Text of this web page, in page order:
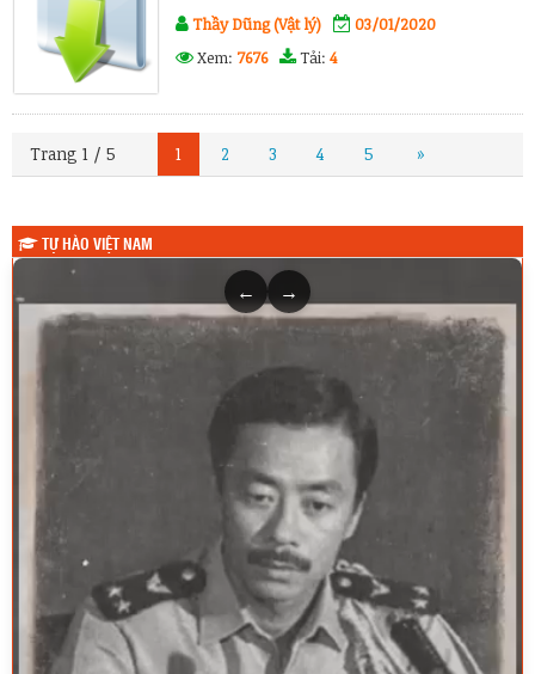
Thầy Dũng (Vật lý)
03/01/2020
Xem: 7676 Tải: 4
Trang 1 / 5 1 2 3 4 5 »
TỰ HÀO VIỆT NAM
← →